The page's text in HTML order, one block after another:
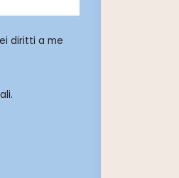
diritti a me